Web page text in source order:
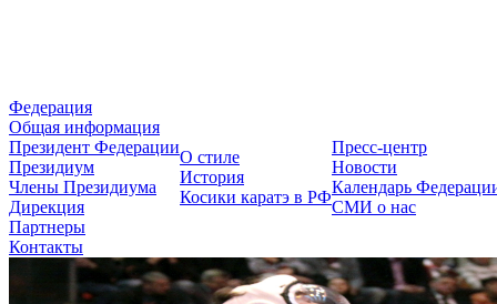
Федерация
Общая информация
Президент Федерации
Президиум
Члены Президиума
Дирекция
Партнеры
Контакты
О стиле
История
Косики каратэ в РФ
Пресс-центр
Новости
Календарь
СМИ о нас